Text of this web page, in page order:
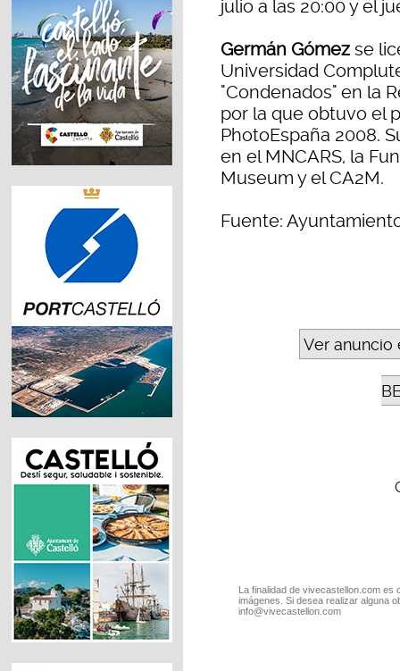
julio a las 20:00 y el
Germán Gómez se
Universidad
"Condenados" en la
por la que obtuvo el
PhotoEspaña 2008.
en el MNCARS, la
Museum y el CA2M.
Fuente:
Ver anuncio
La finalidad de vivecastellon.com
imágenes. Si desea realizar alguna
info@vivecastellon.com